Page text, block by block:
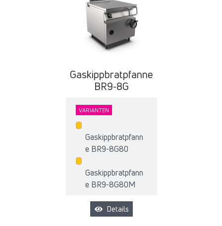
Gaskippbratpfanne
BR9-8G
VARIANTEN
Gaskippbratpfann
e BR9-8G80
Gaskippbratpfann
e BR9-8G80M
Details